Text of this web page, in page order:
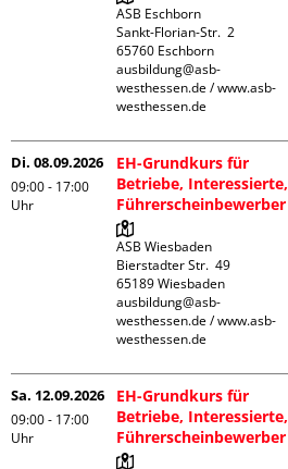
ASB Eschborn
Sankt-Florian-Str.  2
65760 Eschborn
ausbildung@asb-
westhessen.de / www.asb-
westhessen.de
Di. 08.09.2026
09:00 - 17:00
Uhr
EH-Grundkurs für
Betriebe, Interessierte,
Führerscheinbewerber
ASB Wiesbaden
Bierstadter Str.  49
65189 Wiesbaden
ausbildung@asb-
westhessen.de / www.asb-
westhessen.de
Sa. 12.09.2026
09:00 - 17:00
Uhr
EH-Grundkurs für
Betriebe, Interessierte,
Führerscheinbewerber